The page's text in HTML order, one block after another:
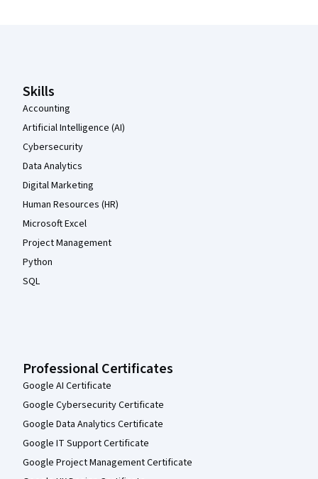
Skills
Accounting
Artificial Intelligence (AI)
Cybersecurity
Data Analytics
Digital Marketing
Human Resources (HR)
Microsoft Excel
Project Management
Python
SQL
Professional Certificates
Google AI Certificate
Google Cybersecurity Certificate
Google Data Analytics Certificate
Google IT Support Certificate
Google Project Management Certificate